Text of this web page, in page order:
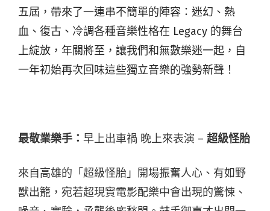
五屆，帶來了一連串不簡單的陣容：迷幻、熱
血、復古、冷調各種音樂性格在 Legacy 的舞台
上綻放，年關將至，讓我們和無數樂迷一起，自
一年初始再次回味這些獨立音樂的強勢新聲！
最敬業樂手： 早上出車禍 晚上來表演 – 超級怪胎
來自高雄的「超級怪胎」開場振奮人心、有如野
獸出籠，宛若超現實電影配樂中會出現的驚悚、